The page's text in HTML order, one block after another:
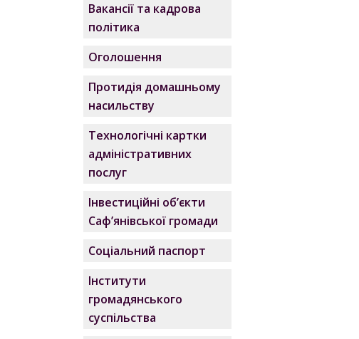
Вакансії та кадрова
політика
Оголошення
Протидія домашньому
насильству
Технологічні картки
адміністративних
послуг
Інвестиційні об’єкти
Саф’янівської громади
Соціальний паспорт
Інститути
громадянського
суспільства